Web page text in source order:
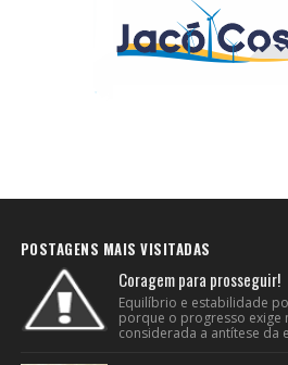
POSTAGENS MAIS VISITADAS
Coragem para prosseguir!
Equilíbrio e estabilidade
porque o progresso exige
considerada a antítese da